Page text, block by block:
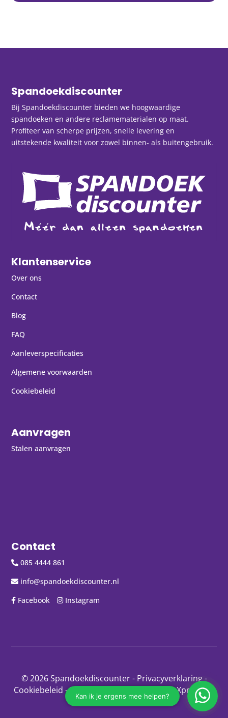
Spandoekdiscounter
Bij Spandoekdiscounter bieden we hoogwaardige
spandoeken en andere reclamematerialen op maat.
Profiteer van scherpe prijzen, snelle levering en
uitstekende kwaliteit voor zowel binnen- als buitengebruik.
Klantenservice
Over ons
Contact
Blog
FAQ
Aanleverspecificaties
Algemene voorwaarden
Cookiebeleid
Aanvragen
Stalen aanvragen
Contact
085 4444 861
info@spandoekdiscounter.nl
Facebook
Instagram
© 2026 Spandoekdiscounter- Privacyverklaring-
Cookiebeleid -Disclaimer - Gemaakt door:Xpressing